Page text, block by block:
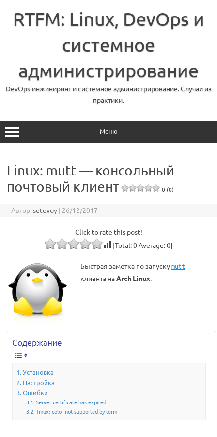
содержимому
RTFM: Linux, DevOps и
системное
администрирование
DevOps-инжиниринг и системное администрирование. Случаи из
практики.
Меню
Linux: mutt — консольный
почтовый клиент
0 (0)
Автор:setevoy | 26/12/2017
Click to rate this post!
[Total:0Average:0]
Быстрая заметка по запуску mutt
клиента наArch Linux.
Содержание
Установка
Настройка
Ошибки
Server certificate has expired
Tmux: color not supported by term